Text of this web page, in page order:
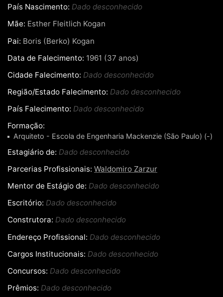
País Nascimento: Dado desconhecido
Mãe: Esther Fleitlich Kogan
Pai: Boris (Berko) Kogan
Data de Falecimento: 1961 (37 anos)
Cidade Falecimento: Dado desconhecido
Região/Estado Falecimento: Dado desconhecido
País Falecimento: Dado desconhecido
Formação:
Arquiteto - Escola de Engenharia Mackenzie (São Paulo) (-)
Estagiário de: Dado desconhecido
Parcerias Profissionais: Waldomiro Zarzur
Mentor de Estágio de: Dado desconhecido
Escritório: Dado desconhecido
Construtora: Dado desconhecido
Endereço Profissional: Dado desconhecido
Cargos Institucionais: Dado desconhecido
Concursos: Dado desconhecido
Prêmios: Dado desconhecido